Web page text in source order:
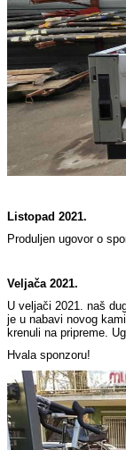
Listopad 2021.
Produljen ugovor o
Veljača 2021.
U veljači 2021. naš
je u nabavi novog
krenuli na pripreme.
Hvala sponzoru!